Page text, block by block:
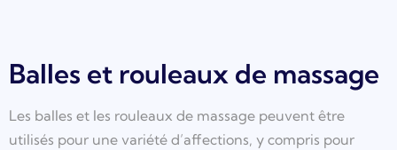
Balles et rouleaux de massage
Les balles et les rouleaux de massage peuvent être
utilisés pour une variété d’affections, y compris pour